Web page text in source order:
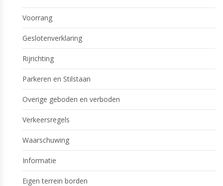
Voorrang
Geslotenverklaring
Rijrichting
Parkeren en Stilstaan
Overige geboden en verboden
Verkeersregels
Waarschuwing
Informatie
Eigen terrein borden